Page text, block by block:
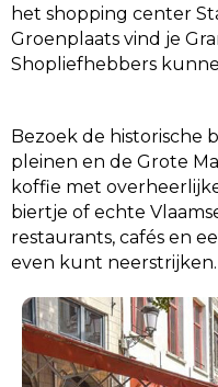
het shopping center
Groenplaats vind je
Shopliefhebbers
Bezoek de historische
pleinen en de Grote
koffie met
biertje of echte
restaurants, cafés en
even kunt neerstrijken.